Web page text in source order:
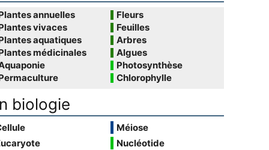
annuelles
vivaces
aquatiques
médicinales
Fleurs
Feuilles
Arbres
Algues
Photosynthèse
Chlorophylle
biologie
Méiose
Nucléotide